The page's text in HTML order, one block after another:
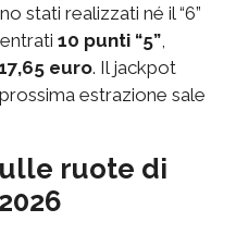
stati realizzati né il “6”
10 punti “5”
euro. Il jackpot
estrazione sale
ruote di